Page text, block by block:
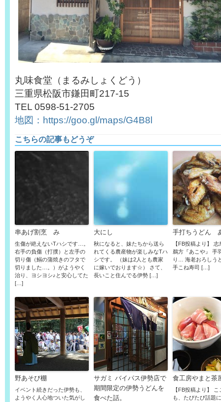
丸味食堂（まるみしょくどう）
三重県松阪市鎌田町217-15
TEL 0598-51-2705
地図：https://goo.gl/maps/G4B8l
こちらの記事もどうぞ
串あげ割烹 み
生傷が絶えないTハシです…。
右手の負傷（打撲）と左手の
切り傷（鰯の蒲焼きのフタで
切りました…。）がようやく
治り、ヨシヨシ♪と安心してた
[…]
大にし
秋になると、妹たちから送ら
れてくる農産物が楽しみなTハ
シです。 （妹は2人とも農家
に嫁いでおります☆） さて、
長いこと住んでる伊勢 […]
手打ちうどん
【FB投稿より】
鵜方『あこや』 手
り… 海老おろしう
手こね寿司 […]
野あそび棚
イベント続きだった伊勢も、
ようやく人心地ついた気がし
サガミ バイパス伊勢店で
期間限定の伊勢うどんを
食べた話。
食工房やまと茶
【FB投稿より】
も、たびたび話題